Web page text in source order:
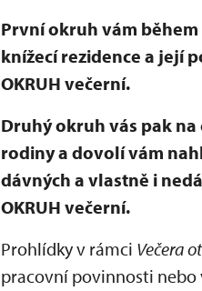
První okruh vám
knížecí rezidence a její
OKRUH večerní.
Druhý okruh vás pak
rodiny a dovolí vám
dávných a vlastně i
OKRUH večerní.
Prohlídky v rámci Večera
pracovní povinnosti